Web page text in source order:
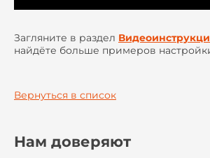
Загляните в раздел
найдёте больше примеров
Вернуться в список
Нам доверяют